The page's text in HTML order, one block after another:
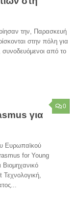
την, Παρασκευή
στην πόλη για
συνοδευόμενοι από το
0
για
Ευρωπαϊκού
for Young
Τεχνολογική,